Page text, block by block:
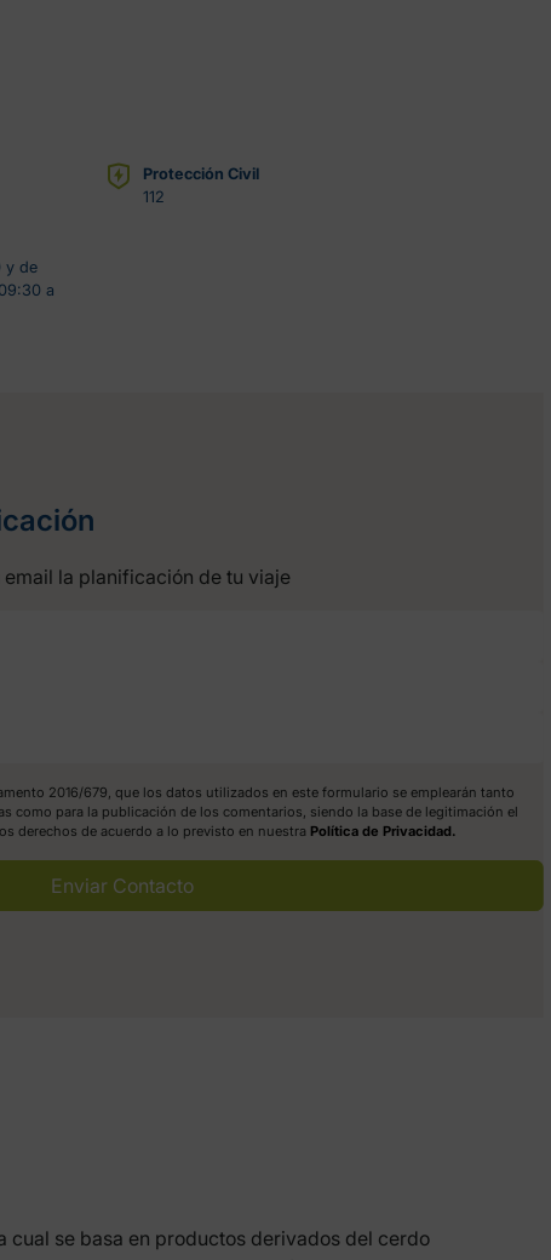
Protección Civil
112
y de
a
la planificación de tu viaje
2016/679, que los datos utilizados en este formulario se emplearán tanto
como para la publicación de los comentarios, siendo la base de legitimación el
derechos de acuerdo a lo previsto en nuestra Política de Privacidad.
Enviar Contacto
cual se basa en productos derivados del cerdo